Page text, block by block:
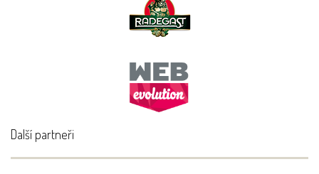
Další partneři